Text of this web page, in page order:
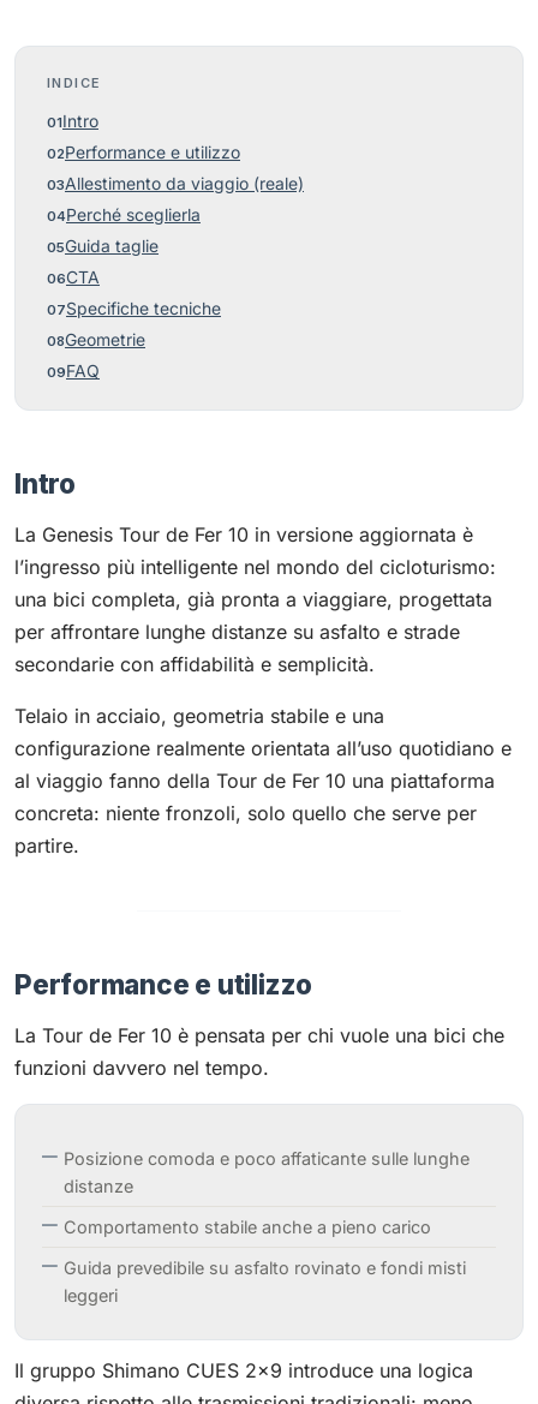
INDICE
Intro
Performance e utilizzo
Allestimento da viaggio (reale)
Perché sceglierla
Guida taglie
CTA
Specifiche tecniche
Geometrie
FAQ
Intro
La Genesis Tour de Fer 10 in versione aggiornata è
l’ingresso più intelligente nel mondo del cicloturismo:
una bici completa, già pronta a viaggiare, progettata
per affrontare lunghe distanze su asfalto e strade
secondarie con affidabilità e semplicità.
Telaio in acciaio, geometria stabile e una
configurazione realmente orientata all’uso quotidiano e
al viaggio fanno della Tour de Fer 10 una piattaforma
concreta: niente fronzoli, solo quello che serve per
partire.
Performance e utilizzo
La Tour de Fer 10 è pensata per chi vuole una bici che
funzioni davvero nel tempo.
Posizione comoda e poco affaticante sulle lunghe
distanze
Comportamento stabile anche a pieno carico
Guida prevedibile su asfalto rovinato e fondi misti
leggeri
Il gruppo Shimano CUES 2x9 introduce una logica